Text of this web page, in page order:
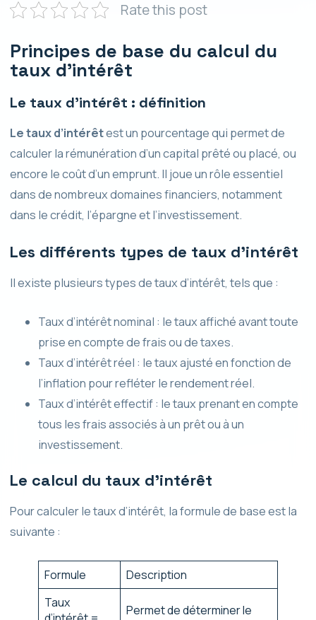
Rate this post
Principes de base du calcul du
taux d’intérêt
Le taux d’intérêt : définition
Le taux d’intérêtest un pourcentage qui permet de
calculer la rémunération d’un capital prêté ou placé, ou
encore le coût d’un emprunt. Il joue un rôle essentiel
dans de nombreux domaines financiers, notamment
dans le crédit, l’épargne et l’investissement.
Les différents types de taux d’intérêt
Il existe plusieurs types de taux d’intérêt, tels que :
Taux d’intérêt nominal : le taux affiché avant toute
prise en compte de frais ou de taxes.
Taux d’intérêt réel : le taux ajusté en fonction de
l’inflation pour refléter le rendement réel.
Taux d’intérêt effectif : le taux prenant en compte
tous les frais associés à un prêt ou à un
investissement.
Le calcul du taux d’intérêt
Pour calculer le taux d’intérêt, la formule de base est la
suivante :
Formule
Description
Taux
Permet de déterminer le